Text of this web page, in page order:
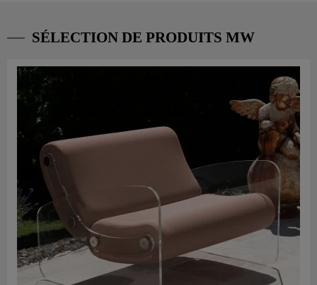
SÉLECTION DE PRODUITS MW